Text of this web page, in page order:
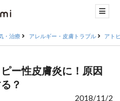
・治療 アレルギー・皮膚トラブル アト
ー性皮膚炎に！原因
？
2018/11/2